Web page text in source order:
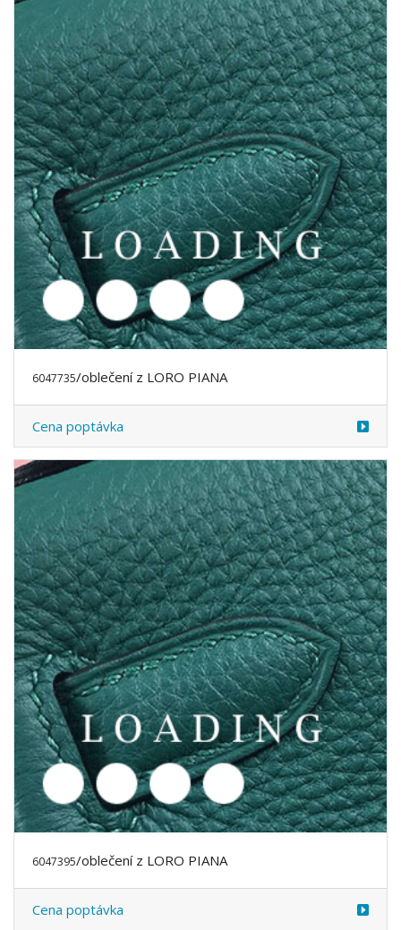
6047736/oblečení z LORO PIANA
Cena poptávka
6047735/oblečení z LORO PIANA
Cena poptávka